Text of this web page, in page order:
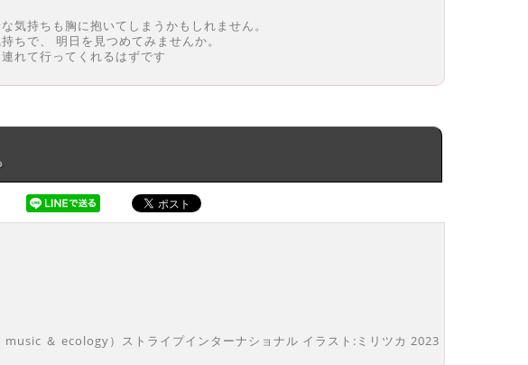
気持ちも胸に抱いてしまうかもしれません。
ちで、 明日を見つめてみませんか。
れて行ってくれるはずです
＆ ecology）ストライプインターナショナル イラスト:ミリツカ 2023